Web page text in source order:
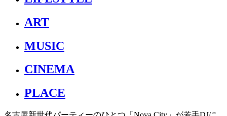
ART
MUSIC
CINEMA
PLACE